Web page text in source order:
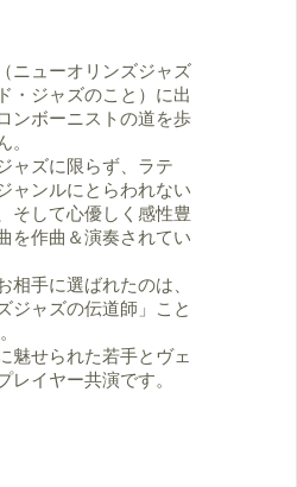
ルは幅広く、自己
のライブハウスに
定期的に行い、自
続けている。
ス村田とサンバマ
アルバム発売予
shoichi-
り日本とニューオリ
らライブ活動を展
ンズジャズの伝道
ズ最大のジャズフ
ャズアンドヘリテ
ルなどに出演。4枚
ムをリリースし、
音楽の魅力を伝え
ニューオリンズジャズ
・ジャズのこと）に出
ンボーニストの道を歩
ャズに限らず、ラテ
ャンルにとらわれない
そして心優しく感性豊
を作曲＆演奏されてい
相手に選ばれたのは、
ジャズの伝道師」こと
魅せられた若手とヴェ
レイヤー共演です。